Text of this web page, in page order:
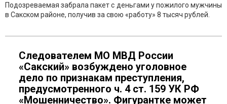
Подозреваемая забрала пакет с деньгами у пожилого мужчины
в Сакском районе, получив за свою «работу» 8 тысяч рублей.
Следователем МО МВД России
«Сакский» возбуждено уголовное
дело по признакам преступления,
предусмотренного ч. 4 ст. 159 УК РФ
«Мошенничество». Фигурантке может